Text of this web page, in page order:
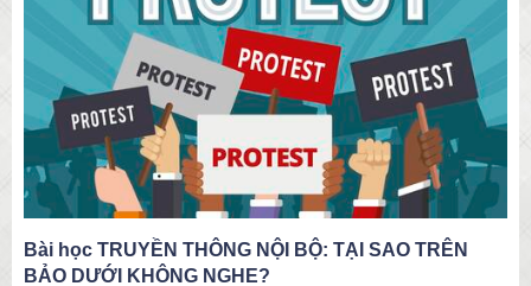
TRUYỀN THÔNG NỘI BỘ: TẠI SAO TRÊN
KHÔNG NGHE?
TẠI SAO